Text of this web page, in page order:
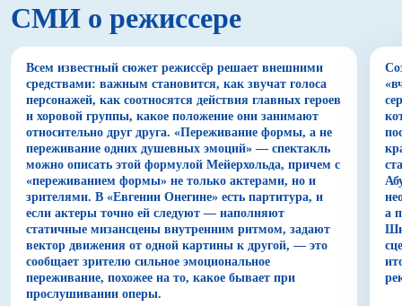
— ведущий в постановке. Ценой безответственного
пренебрежения чувствами Татьяны становится
духовная смерть Онегина, которая в спектакле
проигрывается словно в обратной перемотке. В
начало действия режиссер монтирует финал
пушкинского романа в стихах — сцену отказа
замужней Татьяны Онегину. Всё остальное — лишь
череда воспоминаний, неспособных изменить ход
событий. Герой оказывается заперт в том событии и
неспособности себя за него простить.
Мотив необратимости есть и в другом спектакле
Мурата Абулкатинова — «Поход в Угри-Ла-Брек».
Однако здесь история построена режиссером совсем
иначе. Необратимость нелюбви, породившей
семейный раскол, удается преодолеть главным
героям — детям Хенрику и Марии. Они
СМИ о режиссере
Всем известный сюжет режиссёр решает внешними
средствами: важным становится, как звучат голоса
персонажей, как соотносятся действия главных героев
и хоровой группы, какое положение они занимают
относительно друг друга. «Переживание формы, а не
переживание одних душевных эмоций» — спектакль
можно описать этой формулой Мейерхольда, причем с
«переживанием формы» не только актерами, но и
зрителями. В «Евгении Онегине» есть партитура, и
если актеры точно ей следуют — наполняют
статичные мизансцены внутренним ритмом, задают
вектор движения от одной картины к другой, — это
сообщает зрителю сильное эмоциональное
переживание, похожее на то, какое бывает при
прослушивании оперы.
а